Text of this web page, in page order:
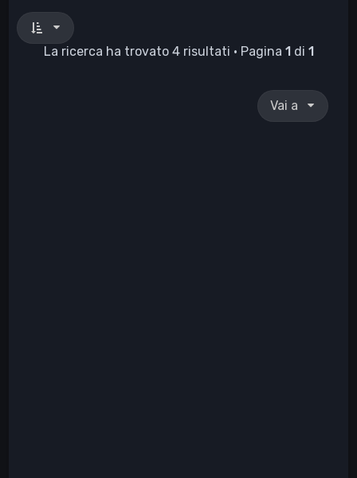
La ricerca ha trovato 4 risultati • Pagina 1 di 1
Vai a